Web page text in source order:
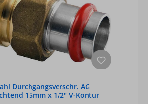
Durchgangsverschr. AG
15mm x 1/2" V-Kontur